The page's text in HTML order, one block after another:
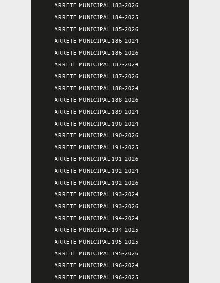
ARRETE MUNICIPAL 183-2026
ARRETE MUNICIPAL 184-2025
ARRETE MUNICIPAL 185-2026
ARRETE MUNICIPAL 186-2024
ARRETE MUNICIPAL 186-2026
ARRETE MUNICIPAL 187-2024
ARRETE MUNICIPAL 187-2026
ARRETE MUNICIPAL 188-2024
ARRETE MUNICIPAL 188-2026
ARRETE MUNICIPAL 189-2024
ARRETE MUNICIPAL 190-2024
ARRETE MUNICIPAL 190-2026
ARRETE MUNICIPAL 191-2025
ARRETE MUNICIPAL 191-2026
ARRETE MUNICIPAL 192-2024
ARRETE MUNICIPAL 192-2026
ARRETE MUNICIPAL 193-2024
ARRETE MUNICIPAL 193-2026
ARRETE MUNICIPAL 194-2024
ARRETE MUNICIPAL 194-2025
ARRETE MUNICIPAL 195-2025
ARRETE MUNICIPAL 195-2026
ARRETE MUNICIPAL 196-2024
ARRETE MUNICIPAL 196-2025